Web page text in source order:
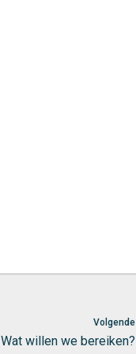
Volgende
Wat willen we bereiken?